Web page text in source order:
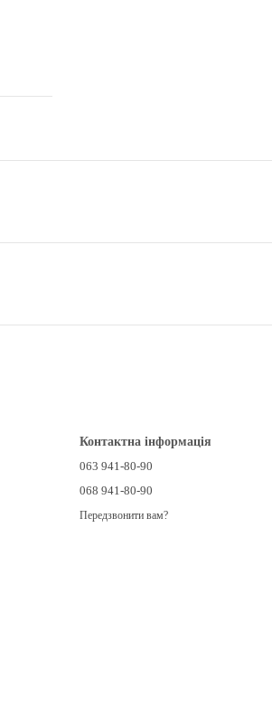
Контактна інформація
063 941-80-90
068 941-80-90
Передзвонити вам?